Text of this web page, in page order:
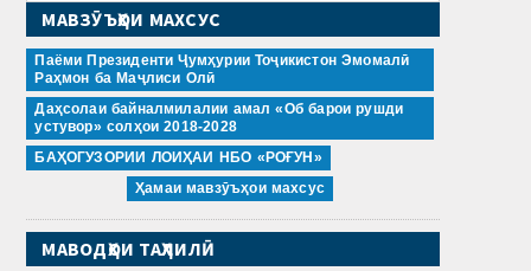
МАВЗӮЪҲОИ МАХСУС
Паёми Президенти Ҷумҳурии Тоҷикистон Эмомалӣ
Раҳмон ба Маҷлиси Олӣ
Даҳсолаи байналмилалии амал «Об барои рушди
устувор» солҳои 2018-2028
БАҲОГУЗОРИИ ЛОИҲАИ НБО «РОҒУН»
Ҳамаи мавзӯъҳои махсус
МАВОДҲОИ ТАҲЛИЛӢ